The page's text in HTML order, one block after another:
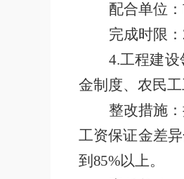
配合单位
完成时限：
4.工程建设
金制度、农民
整改措施
工资保证金差
到 85%以上。